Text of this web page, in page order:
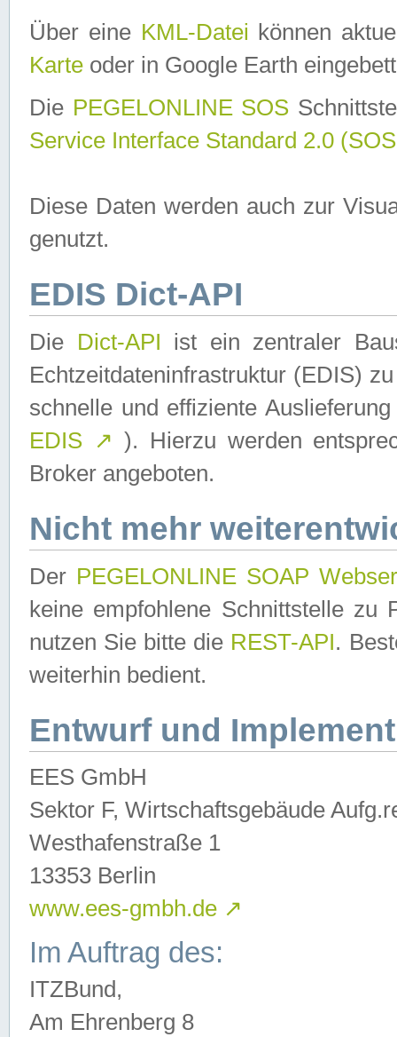
Über eine KML-Datei können
Karte oder in Google Earth
Die PEGELONLINE SOS
Service Interface Standard 2.0
Diese Daten werden auch zur
genutzt.
EDIS Dict-API
Die Dict-API ist ein zentraler
Echtzeitdateninfrastruktur (EDIS)
schnelle und effiziente
EDIS ↗ ). Hierzu werden
Broker angeboten.
Nicht mehr
Der PEGELONLINE SOAP
keine empfohlene Schnittstelle zu
nutzen Sie bitte die REST-API.
weiterhin bedient.
Entwurf und
EES GmbH
Sektor F, Wirtschaftsgebäude
Westhafenstraße 1
13353 Berlin
www.ees-gmbh.de ↗
Im Auftrag des:
ITZBund,
Am Ehrenberg 8